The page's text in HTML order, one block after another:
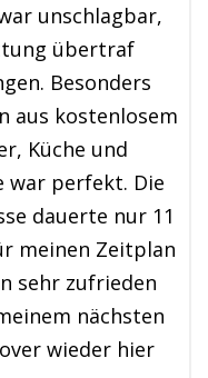
unschlagbar,
übertraf
Besonders
aus kostenlosem
Küche und
war perfekt. Die
dauerte nur 11
meinen Zeitplan
sehr zufrieden
nächsten
wieder hier